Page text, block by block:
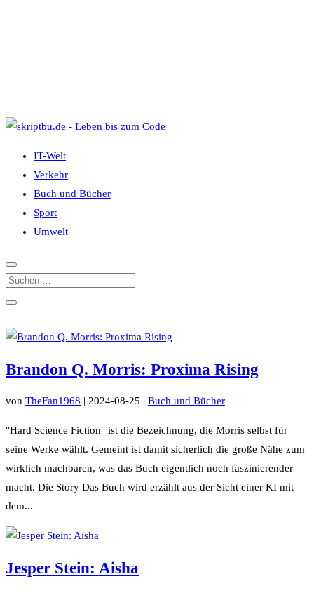
IT-Welt
Verkehr
Buch und Bücher
Sport
Umwelt
Brandon Q. Morris: Proxima Rising
von TheFan1968 | 2024-08-25 | Buch und Bücher
"Hard Science Fiction" ist die Bezeichnung, die Morris selbst für
seine Werke wählt. Gemeint ist damit sicherlich die große Nähe zum
wirklich machbaren, was das Buch eigentlich noch faszinierender
macht. Die Story Das Buch wird erzählt aus der Sicht einer KI mit
dem...
Jesper Stein: Aisha